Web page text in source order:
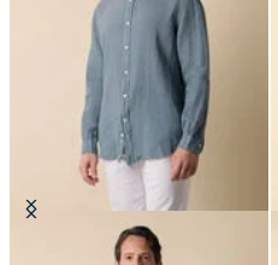
Camicia Regular Fit in Lino con